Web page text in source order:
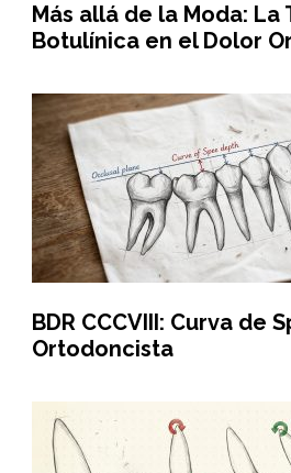
Más allá de la Moda: La
Botulínica en el Dolor
BDR CCCVIII: Curva de
Ortodoncista